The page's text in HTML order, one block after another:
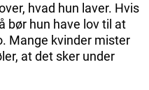
hvad hun laver. Hvis
bør hun have lov til at
Mange kvinder mister
at det sker under